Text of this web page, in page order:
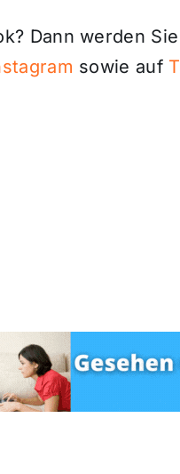
Dann werden
sowie auf